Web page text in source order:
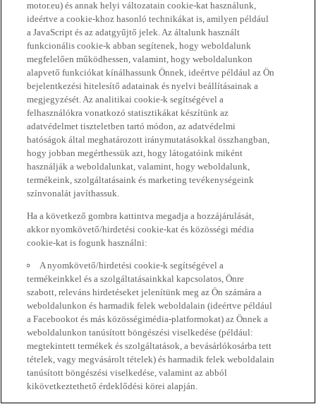
motor.eu) és annak helyi változatain cookie-kat használunk,
ideértve a cookie-khoz hasonló technikákat is, amilyen például
a JavaScript és az adatgyűjtő jelek. Az általunk használt
funkcionális cookie-k abban segítenek, hogy weboldalunk
megfelelően működhessen, valamint, hogy weboldalunkon
alapvető funkciókat kínálhassunk Önnek, ideértve például az Ön
bejelentkezési hitelesítő adatainak és nyelvi beállításainak a
megjegyzését. Az analitikai cookie-k segítségével a
felhasználókra vonatkozó statisztikákat készítünk az
adatvédelmet tiszteletben tartó módon, az adatvédelmi
hatóságok által meghatározott iránymutatásokkal összhangban,
hogy jobban megérthessük azt, hogy látogatóink miként
használják a weboldalunkat, valamint, hogy weboldalunk,
termékeink, szolgáltatásaink és marketing tevékenységeink
színvonalát javíthassuk.
Ha a következő gombra kattintva megadja a hozzájárulását,
akkor nyomkövető/hirdetési cookie-kat és közösségi média
cookie-kat is fogunk használni:
A nyomkövető/hirdetési cookie-k segítségével a
termékeinkkel és a szolgáltatásainkkal kapcsolatos, Önre
szabott, releváns hirdetéseket jelenítünk meg az Ön számára a
weboldalunkon és harmadik felek weboldalain (ideértve például
a Facebookot és más közösségimédia-platformokat) az Önnek a
weboldalunkon tanúsított böngészési viselkedése (például:
megtekintett termékek és szolgáltatások, a bevásárlókosárba tett
tételek, vagy megvásárolt tételek) és harmadik felek weboldalain
tanúsított böngészési viselkedése, valamint az abból
kikövetkeztethető érdeklődési körei alapján.